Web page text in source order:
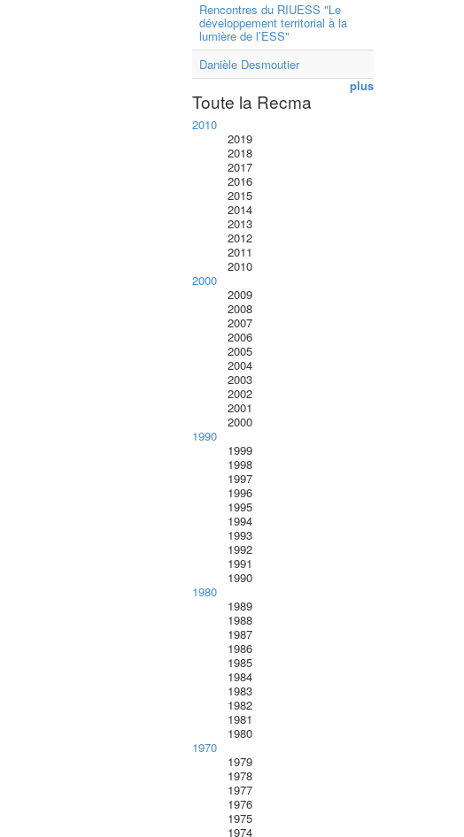
Rencontres du RIUESS "Le
développement territorial à la
lumière de l’ESS"
Danièle Desmoutier
plus
Toute la Recma
2010
2019
2018
2017
2016
2015
2014
2013
2012
2011
2010
2000
2009
2008
2007
2006
2005
2004
2003
2002
2001
2000
1990
1999
1998
1997
1996
1995
1994
1993
1992
1991
1990
1980
1989
1988
1987
1986
1985
1984
1983
1982
1981
1980
1970
1979
1978
1977
1976
1975
1974